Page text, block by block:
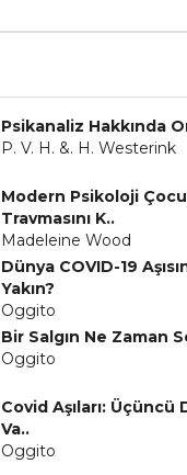
Psikanaliz Hakkında
P. V. H. &. H. Westerink
Modern Psikoloji
Travmasını K..
Madeleine Wood
Dünya COVID-19
Yakın?
Oggito
Bir Salgın Ne Zaman
Oggito
Covid Aşıları: Üçüncü
Va..
Oggito